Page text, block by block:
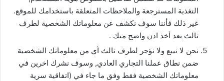
التغذية المسترجعة والملاحظات المتعلقة باستخدامك للموقع.
غير ذلك فأننا سوف نكشف عن معلوماتك الشخصية لطرف
ثالث بعد أخذ اذن واضح منك .
نحن لا نبيع ولا نؤجر لطرف ثالث أي من معلوماتك الشخصية
ضمن نطاق عملنا التجاري العادي, وسوف نشرك اخرين في
معلوماتك الشخصية فقط وفق ما جاء في (اتفاقية سرية